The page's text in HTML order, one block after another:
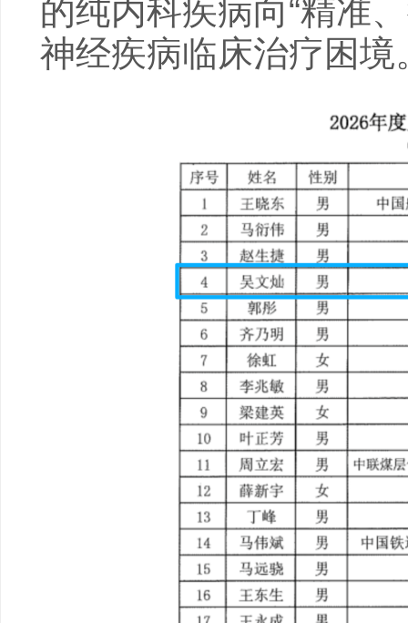
的纯内科疾病向“精准
神经疾病临床治疗困境